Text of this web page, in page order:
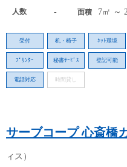
人数 - 面積 7㎡ ～
受付 机・椅子 ﾈｯﾄ環境
ﾌﾟﾘﾝﾀｰ 秘書ｻｰﾋﾞｽ 登記可能
電話対応 時間貸し
サーブコープ 心斎橋
ィス）